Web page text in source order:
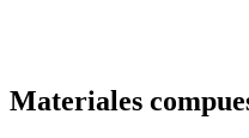
Materiales